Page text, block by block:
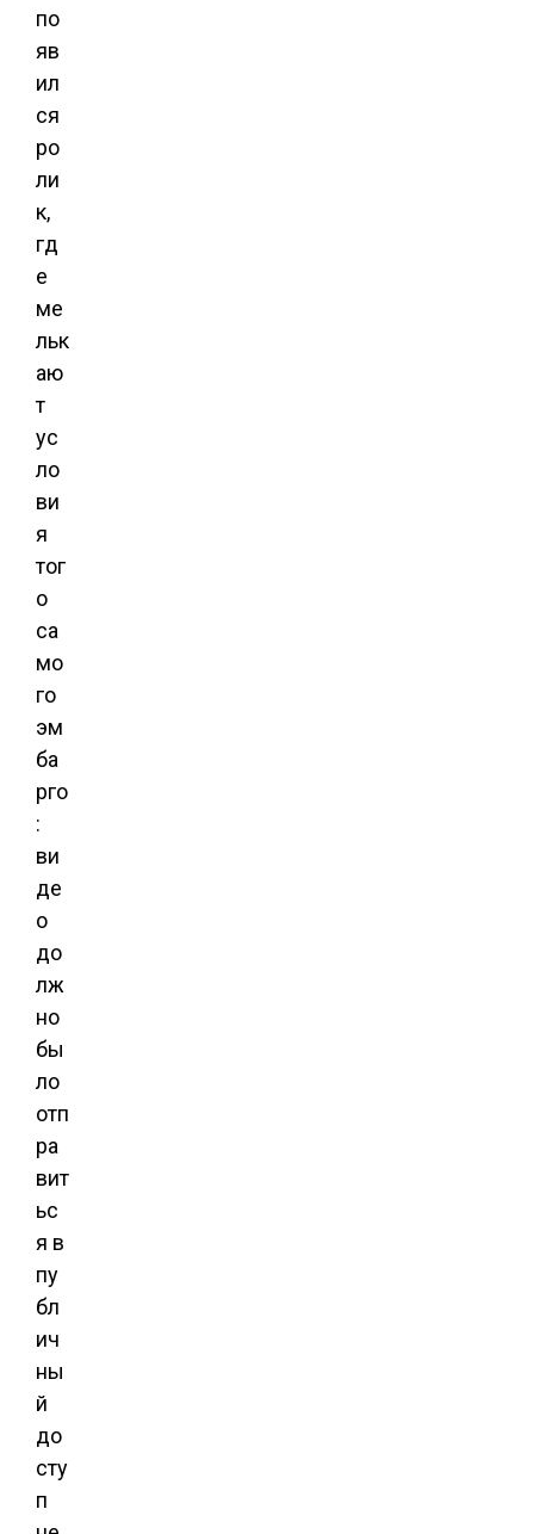
по
яв
ил
ся
ро
ли
к,
гд
е
ме
льк
аю
т
ус
ло
ви
я
тог
о
са
мо
го
эм
ба
рго
:
ви
де
о
до
лж
но
бы
ло
отп
ра
вит
ьс
я в
пу
бл
ич
ны
й
до
сту
п